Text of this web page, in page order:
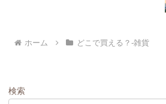
ホーム どこで買える？-雑貨
検索